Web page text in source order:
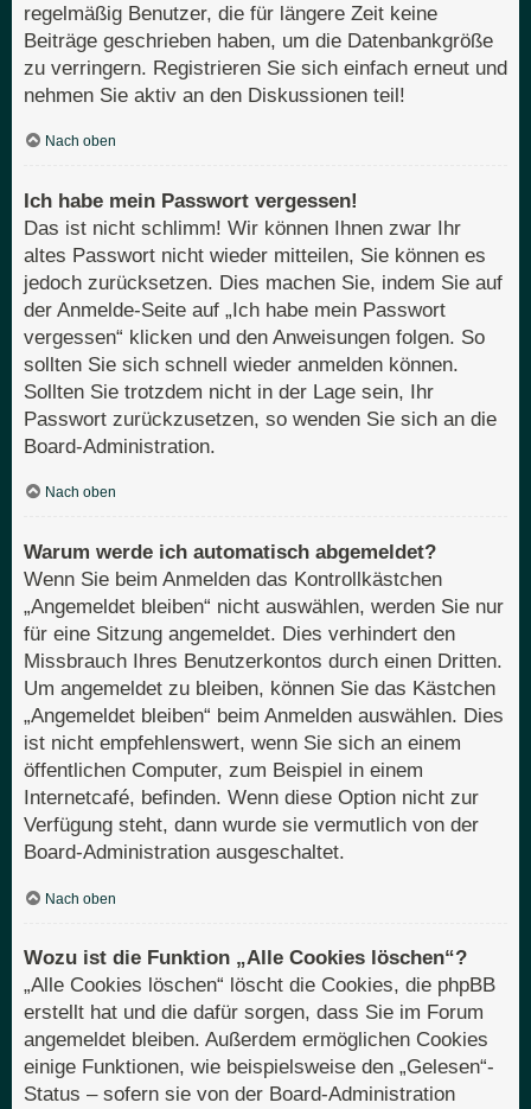
regelmäßig Benutzer, die für längere Zeit keine
Beiträge geschrieben haben, um die Datenbankgröße
zu verringern. Registrieren Sie sich einfach erneut und
nehmen Sie aktiv an den Diskussionen teil!
Nach oben
Ich habe mein Passwort vergessen!
Das ist nicht schlimm! Wir können Ihnen zwar Ihr
altes Passwort nicht wieder mitteilen, Sie können es
jedoch zurücksetzen. Dies machen Sie, indem Sie auf
der Anmelde-Seite auf „Ich habe mein Passwort
vergessen“ klicken und den Anweisungen folgen. So
sollten Sie sich schnell wieder anmelden können.
Sollten Sie trotzdem nicht in der Lage sein, Ihr
Passwort zurückzusetzen, so wenden Sie sich an die
Board-Administration.
Nach oben
Warum werde ich automatisch abgemeldet?
Wenn Sie beim Anmelden das Kontrollkästchen
„Angemeldet bleiben“ nicht auswählen, werden Sie nur
für eine Sitzung angemeldet. Dies verhindert den
Missbrauch Ihres Benutzerkontos durch einen Dritten.
Um angemeldet zu bleiben, können Sie das Kästchen
„Angemeldet bleiben“ beim Anmelden auswählen. Dies
ist nicht empfehlenswert, wenn Sie sich an einem
öffentlichen Computer, zum Beispiel in einem
Internetcafé, befinden. Wenn diese Option nicht zur
Verfügung steht, dann wurde sie vermutlich von der
Board-Administration ausgeschaltet.
Nach oben
Wozu ist die Funktion „Alle Cookies löschen“?
„Alle Cookies löschen“ löscht die Cookies, die phpBB
erstellt hat und die dafür sorgen, dass Sie im Forum
angemeldet bleiben. Außerdem ermöglichen Cookies
einige Funktionen, wie beispielsweise den „Gelesen“-
Status – sofern sie von der Board-Administration